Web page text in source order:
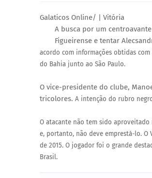
Galaticos Online/ | Vitória
A busca por um
Figueirense e tentar
acordo com informações obtidas
do Bahia junto ao São Paulo.
O vice-presidente do clube,
tricolores. A intenção do rubro
O atacante não tem sido
e, portanto, não deve emprestá-lo. O
de 2015. O jogador foi o grande
Brasil.